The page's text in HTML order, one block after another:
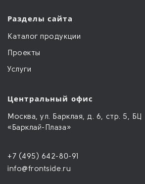
Разделы сайта
Каталог продукции
Проекты
Услуги
Центральный офис
Москва, ул. Барклая, д. 6, стр. 5, БЦ
«Барклай-Плаза»
+7 (495) 642-80-91
info@frontside.ru